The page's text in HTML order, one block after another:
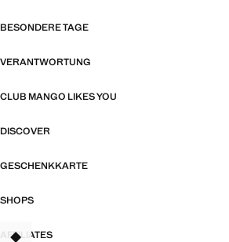
BESONDERE TAGE
VERANTWORTUNG
CLUB MANGO LIKES YOU
DISCOVER
GESCHENKKARTE
SHOPS
AFFILIATES